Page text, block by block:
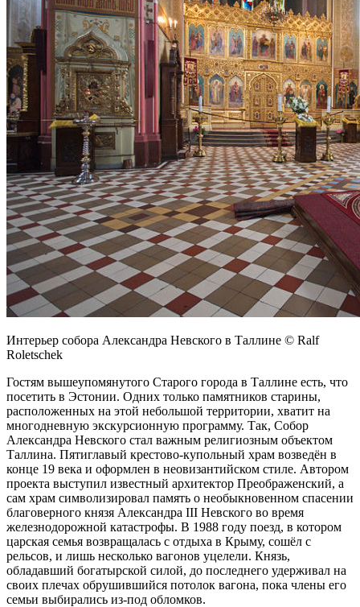
Интерьер собора Александра Невского в Таллине © Ralf
Roletschek
Гостям вышеупомянутого Старого города в Таллине есть, что
посетить в Эстонии. Одних только памятников старины,
расположенных на этой небольшой территории, хватит на
многодневную экскурсионную программу. Так, Собор
Александра Невского стал важным религиозным объектом
Таллина. Пятиглавый крестово-купольный храм возведён в
конце 19 века и оформлен в неовизантийском стиле. Автором
проекта выступил известный архитектор Преображенский, а
сам храм символизировал память о необыкновенном спасении
благоверного князя Александра III Невского во время
железнодорожной катастрофы. В 1988 году поезд, в котором
царская семья возвращалась с отдыха в Крыму, сошёл с
рельсов, и лишь несколько вагонов уцелели. Князь,
обладавший богатырской силой, до последнего удерживал на
своих плечах обрушившийся потолок вагона, пока члены его
семьи выбирались из-под обломков.